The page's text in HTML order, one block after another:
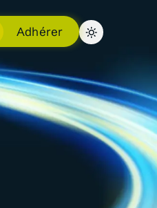
Adhérer